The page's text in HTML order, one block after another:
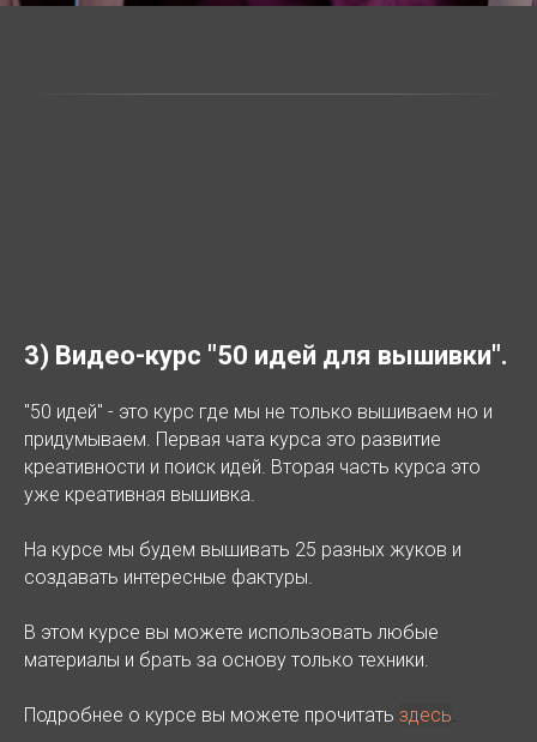
3) Видео-курс "50 идей для вышивки".
"50 идей" - это курс где мы не только вышиваем но и
придумываем. Первая чата курса это развитие
креативности и поиск идей. Вторая часть курса это
уже креативная вышивка.
На курсе мы будем вышивать 25 разных жуков и
создавать интересные фактуры.
В этом курсе вы можете использовать любые
материалы и брать за основу только техники.
Подробнее о курсе вы можете прочитать здесь.